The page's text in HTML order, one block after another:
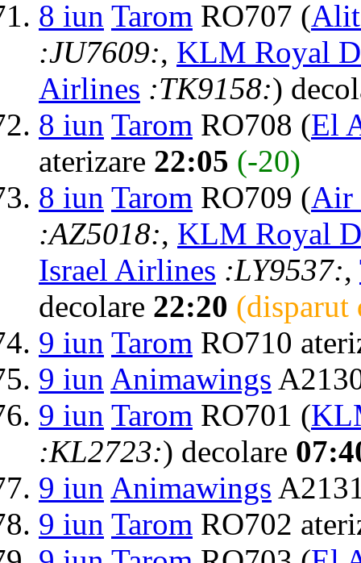
8 iun Tarom RO707 (
:JU7609:, KLM Royal
Airlines :TK9158:)
8 iun Tarom RO708 (El
aterizare 22:05 (-20)
8 iun Tarom RO709 (Air
:AZ5018:, KLM Royal
Israel Airlines :LY9537:,
decolare 22:20 (disparut
9 iun Tarom RO710
9 iun Animawings
9 iun Tarom RO701 (
:KL2723:) decolare
9 iun Animawings
9 iun Tarom RO702